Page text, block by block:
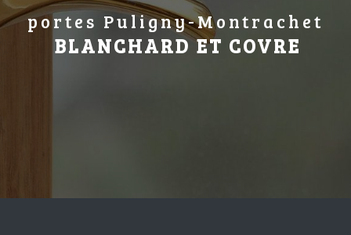
portes Puligny-Montrachet
BLANCHARD ET COVRE